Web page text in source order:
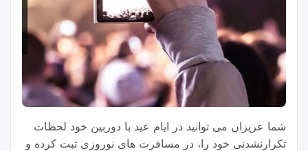
شما عزیزان می توانید در ایام عید با دوربین خود لحظات
تکرارنشدنی خود را، در مسافرت های نوروزی ثبت کرده و